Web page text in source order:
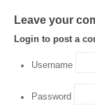
Leave your
Login to post a
Username
Password